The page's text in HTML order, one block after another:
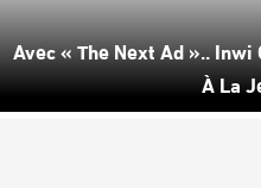
Avec « The Next Ad »..
À La